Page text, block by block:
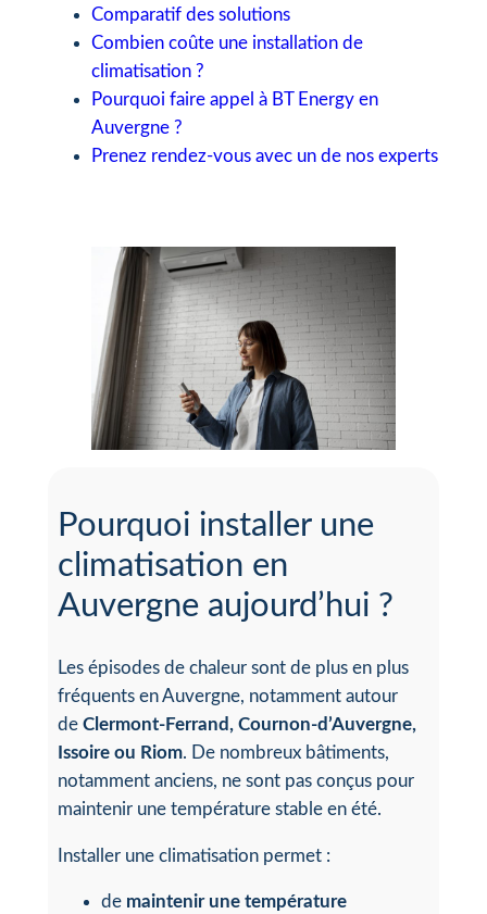
Comparatif des solutions
Combien coûte une installation de
climatisation ?
Pourquoi faire appel à BT Energy en
Auvergne ?
Prenez rendez-vous avec un de nos experts
Pourquoi installer une
climatisation en
Auvergne aujourd’hui ?
Les épisodes de chaleur sont de plus en plus
fréquents en Auvergne, notamment autour
de Clermont-Ferrand, Cournon-d’Auvergne,
Issoire ou Riom. De nombreux bâtiments,
notamment anciens, ne sont pas conçus pour
maintenir une température stable en été.
Installer une climatisation permet :
de maintenir une température